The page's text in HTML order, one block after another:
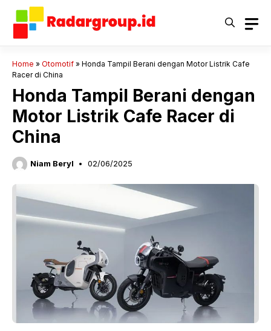
Langsung
Home » Otomotif » Honda Tampil Berani dengan Motor Listrik Cafe
Racer di China
Honda Tampil Berani dengan
Motor Listrik Cafe Racer di
China
Niam Beryl 02/06/2025